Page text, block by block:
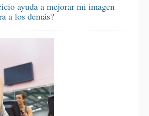
ayuda a mejorar mi imagen
a los demás?